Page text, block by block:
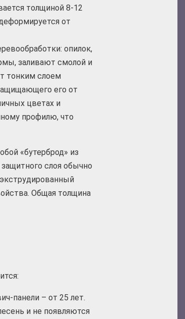
толщиной 8-12
от
опилок,
заливают смолой и
тонким слоем
его от
цветах и
профилю, что
«бутерброд» из
слоя обычно
Общая толщина
панели – от 25 лет.
и не появляются